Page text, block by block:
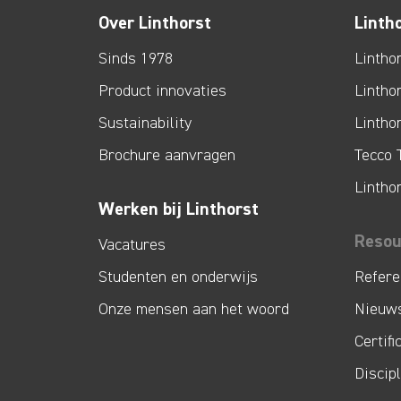
Over Linthorst
Sinds 1978
Product innovaties
Sustainability
Brochure aanvragen
Werken bij Linthorst
Vacatures
Studenten en onderwijs
Onze mensen aan het woord
Tecco